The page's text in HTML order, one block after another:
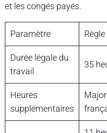
et les congés payés.
Paramètre
Durée légale du
travail
35
Heures
supplémentaires